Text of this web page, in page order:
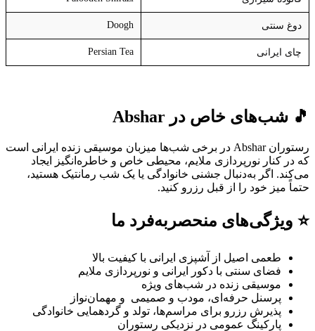
دوغ سنتی Doogh
چای ایرانی Persian Tea
🎵 شب‌های خاص درAbshar
رستوران Abshar در برخی شب‌ها میزبان موسیقی زنده ایرانی است
که در کنار نورپردازی ملایم، محیطی خاص و خاطره‌انگیز ایجاد
می‌کند. اگر به‌دنبال جشنی خانوادگی یا یک شب رمانتیک هستید،
حتماً میز خود را از قبل رزرو کنید.
⭐ ویژگی‌های منحصربه‌فرد ما
طعمی اصیل از آشپزی ایرانی با کیفیت بالا
فضای سنتی با دکور ایرانی و نورپردازی ملایم
موسیقی زنده در شب‌های ویژه
پرسنل حرفه‌ای، مودب و صمیمی و مهمان‌نواز
پذیرش رزرو برای مراسم‌ها، تولد و گردهمایی خانوادگی
پارکینگ عمومی در نزدیکی رستوران